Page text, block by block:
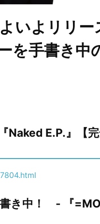
いよリリ
を手書き中
E.P.』【完
き中！ - 『